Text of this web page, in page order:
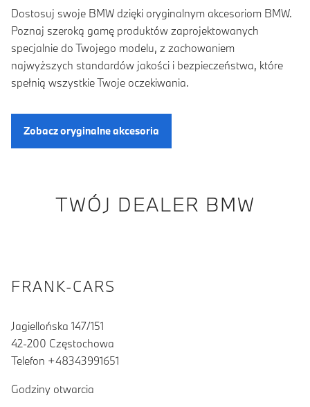
Dostosuj swoje BMW dzięki oryginalnym akcesoriom BMW.
Poznaj szeroką gamę produktów zaprojektowanych
specjalnie do Twojego modelu, z zachowaniem
najwyższych standardów jakości i bezpieczeństwa, które
spełnią wszystkie Twoje oczekiwania.
Zobacz oryginalne akcesoria
TWÓJ DEALER BMW
FRANK-CARS
Jagiellońska 147/151
42-200 Częstochowa
Telefon +48343991651
Godziny otwarcia